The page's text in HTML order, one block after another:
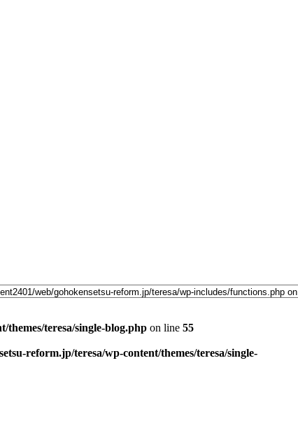
themes/teresa/single-blog.php on line 55
reform.jp/teresa/wp-content/themes/teresa/single-